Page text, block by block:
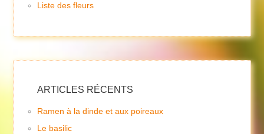
Liste des fleurs
ARTICLES RÉCENTS
Ramen à la dinde et aux poireaux
Le basilic